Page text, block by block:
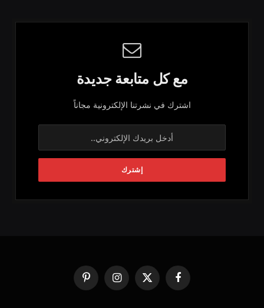
مع كل متابعة جديدة
اشترك في نشرتنا الإلكترونية مجاناً
فيسبوك
X
(Twitter)
الانستغرامبينتيريست